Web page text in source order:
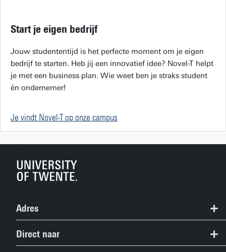
Start je eigen bedrijf
Jouw studententijd is het perfecte moment om je eigen
bedrijf te starten. Heb jij een innovatief idee? Novel-T helpt
je met een business plan. Wie weet ben je straks student
én ondernemer!
Je vindt Novel-T op onze campus
Adres
Studieinformatiecentrum
Direct naar